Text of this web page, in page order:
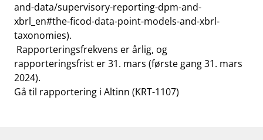
and-data/supervisory-reporting-dpm-and-
xbrl_en#the-ficod-data-point-models-and-xbrl-
taxonomies).
Rapporteringsfrekvens er årlig, og
rapporteringsfrist er 31. mars (første gang 31. mars
2024).
Gå til rapportering i Altinn (KRT-1107)